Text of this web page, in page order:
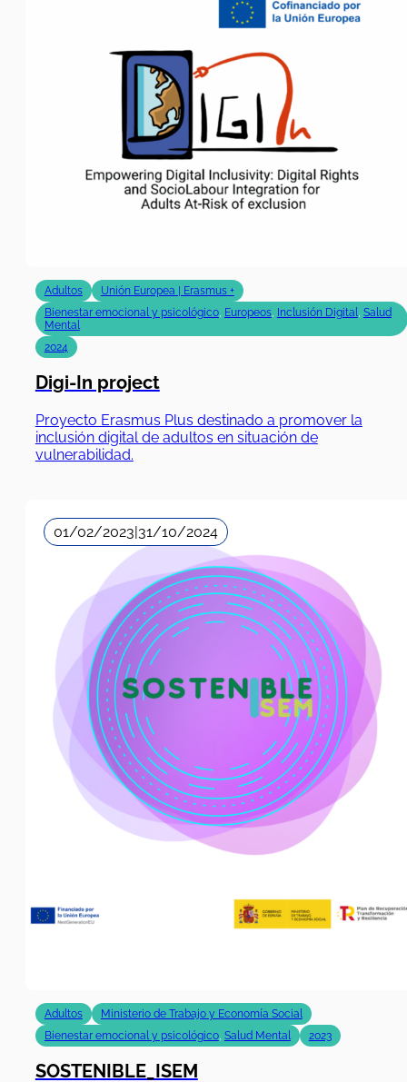
Adultos
Unión Europea | Erasmus +
Bienestar emocional y psicológico, Europeos, Inclusión Digital, Salud
Mental
2024
Digi-In project
Proyecto Erasmus Plus destinado a promover la
inclusión digital de adultos en situación de
vulnerabilidad.
01/02/2023 31/10/2024
Adultos
Ministerio de Trabajo y Economía Social
Bienestar emocional y psicológico, Salud Mental 2023
SOSTENIBLE_ISEM